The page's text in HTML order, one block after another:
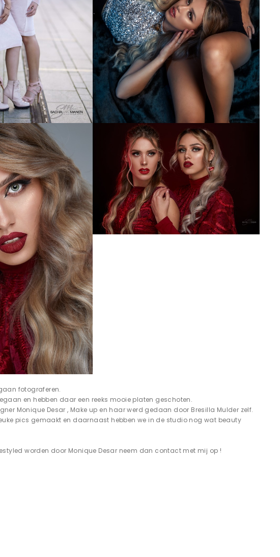
fotograferen.
en hebben daar een reeks mooie platen geschoten.
Monique Desar , Make up en haar werd gedaan door Bresilla Mulder zelf.
pics gemaakt en daarnaast hebben we in de studio nog wat beauty
worden door Monique Desar neem dan contact met mij op !